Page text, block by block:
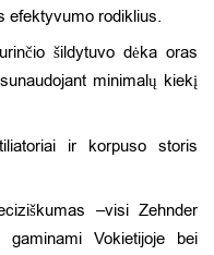
efektyvumo rodiklius.
šildytuvo dėka oras
minimalų kiekį
ir korpuso storis
–visi Zehnder
gaminami Vokietijoje bei